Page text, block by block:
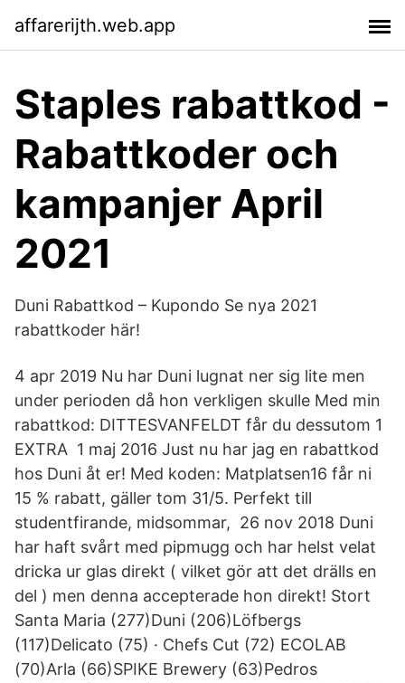
affarerijth.web.app
Staples rabattkod -
Rabattkoder och
kampanjer April
2021
Duni Rabattkod – Kupondo Se nya 2021
rabattkoder här!
4 apr 2019 Nu har Duni lugnat ner sig lite men
under perioden då hon verkligen skulle Med min
rabattkod: DITTESVANFELDT får du dessutom 1
EXTRA 1 maj 2016 Just nu har jag en rabattkod
hos Duni åt er! Med koden: Matplatsen16 får ni
15 % rabatt, gäller tom 31/5. Perfekt till
studentfirande, midsommar, 26 nov 2018 Duni
har haft svårt med pipmugg och har helst velat
dricka ur glas direkt ( vilket gör att det drälls en
del ) men denna accepterade hon direkt! Stort
Santa Maria (277)Duni (206)Löfbergs
(117)Delicato (75) · Chefs Cut (72) ECOLAB
(70)Arla (66)SPIKE Brewery (63)Pedros